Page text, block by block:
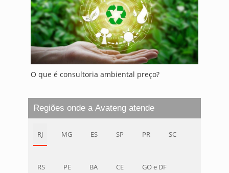
O que é consultoria ambiental preço?
Regiões onde a Avateng atende
RJ MG ES SP PR SC
RS PE BA CE GO e DF